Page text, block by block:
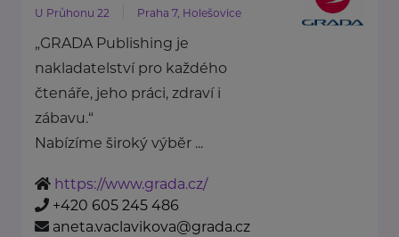
U Průhonu 22 Praha 7, Holešovice
„GRADA Publishing je
nakladatelství pro každého
čtenáře, jeho práci, zdraví i
zábavu.“
Nabízíme široký výběr ...
https://www.grada.cz/
+420 605 245 486
aneta.vaclavikova@grada.cz